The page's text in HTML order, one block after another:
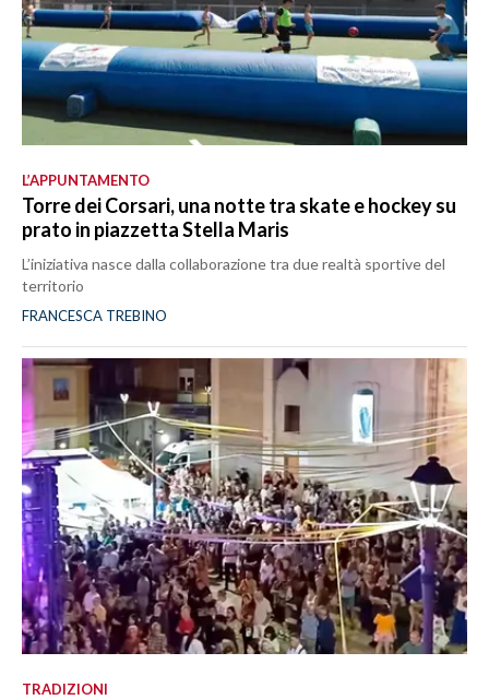
L’APPUNTAMENTO
Torre dei Corsari, una notte tra skate e hockey su
prato in piazzetta Stella Maris
L’iniziativa nasce dalla collaborazione tra due realtà sportive del
territorio
FRANCESCA TREBINO
TRADIZIONI